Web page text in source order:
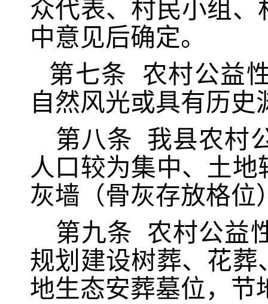
众代表、村民小组
中意见后确定。
第七条
农村公益
自然风光或具有历
第八条
我县农村
人口较为集中、土
灰墙（骨灰存放格位
第九条
农村公益
规划建设树葬、花
地生态安葬墓位，节